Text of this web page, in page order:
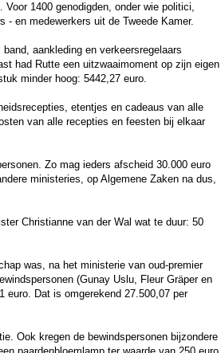
1400 genodigden, onder wie politici,
- en medewerkers uit de Tweede Kamer.
aankleding en verkeersregelaars
had Rutte een uitzwaaimoment op zijn eigen
minder hoog: 5442,27 euro.
etentjes en cadeaus van alle
van alle recepties en feesten bij elkaar
Zo mag ieders afscheid 30.000 euro
ministeries, op Algemene Zaken na dus,
Christianne van der Wal wat te duur: 50
was, na het ministerie van oud-premier
(Gunay Uslu, Fleur Gräper en
euro. Dat is omgerekend 27.500,07 per
Ook kregen de bewindspersonen bijzondere